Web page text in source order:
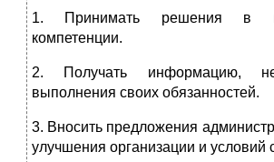
1. Принимать решения в
компетенции.
2. Получать информацию,
выполнения своих обязанностей.
3. Вносить предложения
улучшения организации и условий